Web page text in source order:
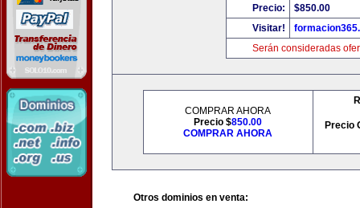
Precio:
$850.00
Visitar!
Serán consideradas
COMPRAR AHORA
Precio $850.00
COMPRAR AHORA
Precio
Otros dominios en venta: